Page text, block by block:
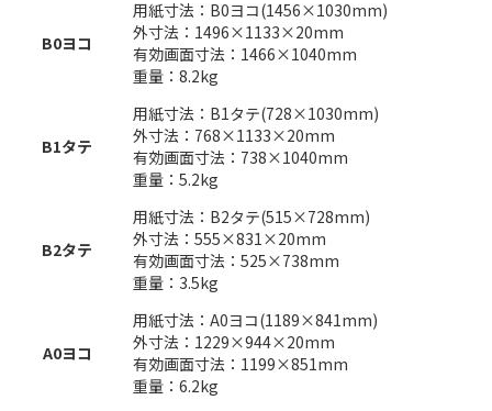
B0ヨコ
用紙寸法：B0ヨコ(1456×1030mm)
外寸法：1496×1133×20mm
有効画面寸法：1466×1040mm
重量：8.2kg
B1タテ
用紙寸法：B1タテ(728×1030mm)
外寸法：768×1133×20mm
有効画面寸法：738×1040mm
重量：5.2kg
B2タテ
用紙寸法：B2タテ(515×728mm)
外寸法：555×831×20mm
有効画面寸法：525×738mm
重量：3.5kg
A0ヨコ
用紙寸法：A0ヨコ(1189×841mm)
外寸法：1229×944×20mm
有効画面寸法：1199×851mm
重量：6.2kg